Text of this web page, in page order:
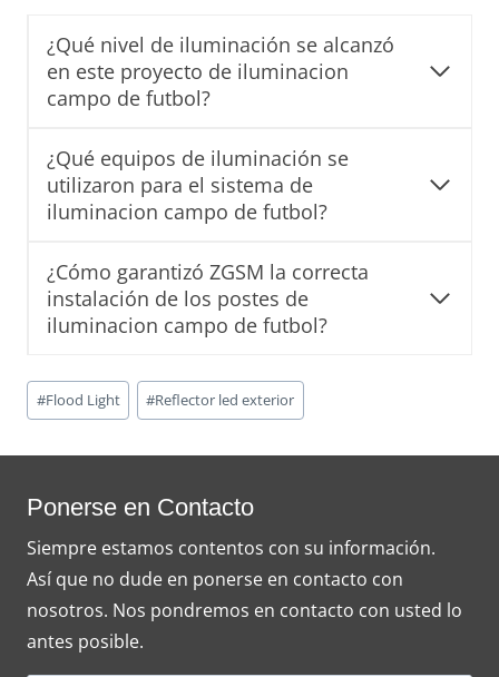
¿Qué nivel de iluminación se alcanzó
en este proyecto de iluminacion
campo de futbol?
¿Qué equipos de iluminación se
utilizaron para el sistema de
iluminacion campo de futbol?
¿Cómo garantizó ZGSM la correcta
instalación de los postes de
iluminacion campo de futbol?
Post
Tags:
#Flood Light #Reflector led exterior
Ponerse en Contacto
Siempre estamos contentos con su información.
Así que no dude en ponerse en contacto con
nosotros. Nos pondremos en contacto con usted lo
antes posible.